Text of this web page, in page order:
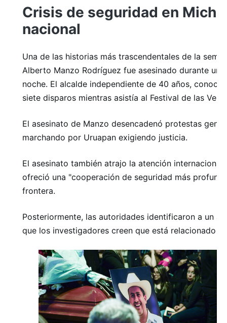
Crisis de seguridad en
nacional
Una de las historias más trascendentales de la
Alberto Manzo Rodríguez fue asesinado durante
noche. El alcalde independiente de 40 años,
siete disparos mientras asistía al Festival de las
El asesinato de Manzo desencadenó protestas
marchando por Uruapan exigiendo justicia.
El asesinato también atrajo la atención
ofreció una "cooperación de seguridad más
frontera.
Posteriormente, las autoridades identificaron a un
que los investigadores creen que está relacionado